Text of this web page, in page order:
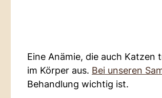
Eine Anämie, die auch
im Körper aus. Bei unseren
Behandlung wichtig ist.